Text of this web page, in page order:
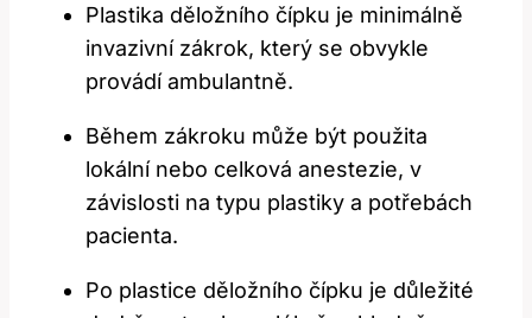
Plastika děložního čípku je minimálně
invazivní zákrok, který se obvykle
provádí ambulantně.
Během zákroku může být použita
lokální nebo celková anestezie, v
závislosti na typu plastiky a potřebách
pacienta.
Po plastice děložního čípku je důležité